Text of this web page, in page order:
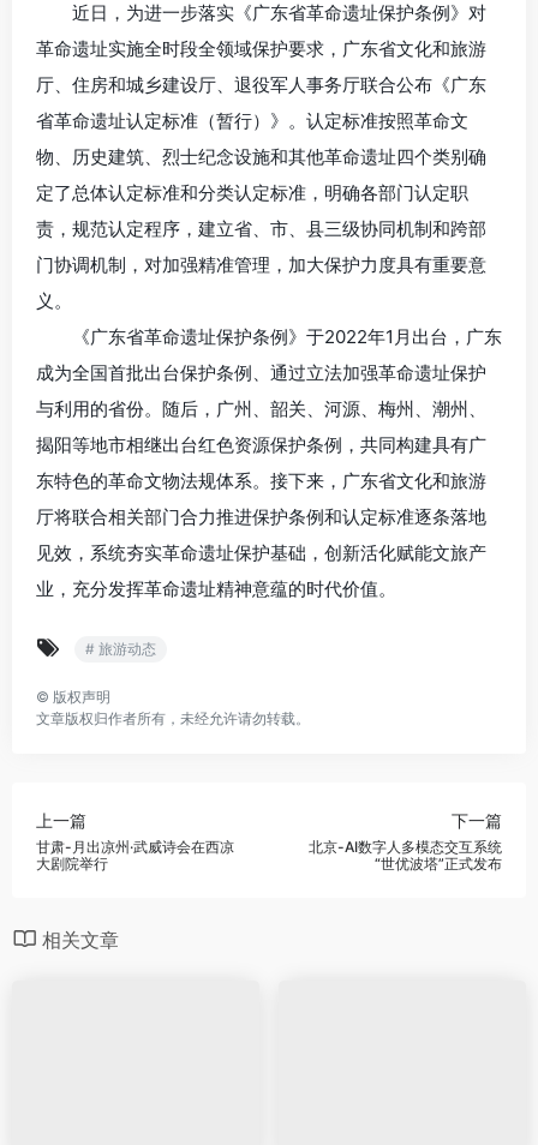
近日，为进一步落实《广东省革命遗址保护条例》对
革命遗址实施全时段全领域保护要求，广东省文化和旅游
厅、住房和城乡建设厅、退役军人事务厅联合公布《广东
省革命遗址认定标准（暂行）》。认定标准按照革命文
物、历史建筑、烈士纪念设施和其他革命遗址四个类别确
定了总体认定标准和分类认定标准，明确各部门认定职
责，规范认定程序，建立省、市、县三级协同机制和跨部
门协调机制，对加强精准管理，加大保护力度具有重要意
义。
《广东省革命遗址保护条例》于2022年1月出台，广东
成为全国首批出台保护条例、通过立法加强革命遗址保护
与利用的省份。随后，广州、韶关、河源、梅州、潮州、
揭阳等地市相继出台红色资源保护条例，共同构建具有广
东特色的革命文物法规体系。接下来，广东省文化和旅游
厅将联合相关部门合力推进保护条例和认定标准逐条落地
见效，系统夯实革命遗址保护基础，创新活化赋能文旅产
业，充分发挥革命遗址精神意蕴的时代价值。
# 旅游动态
© 版权声明
文章版权归作者所有，未经允许请勿转载。
上一篇
甘肃-月出凉州·武威诗会在西凉
大剧院举行
下一篇
北京-AI数字人多模态交互系统
“世优波塔”正式发布
相关文章